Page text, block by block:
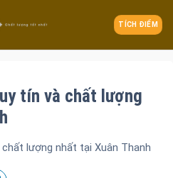
TÍCH ĐIỂM
tín và chất lượng
lượng nhất tại Xuân Thanh